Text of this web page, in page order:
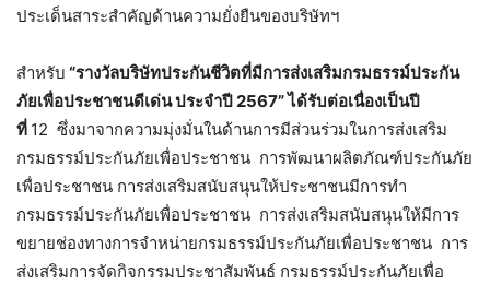
ประเด็นสาระสำคัญด้านความยั่งยืนของบริษัทฯ
สำหรับ “รางวัลบริษัทประกันชีวิตที่มีการส่งเสริมกรมธรรม์ประกัน
ภัยเพื่อประชาชนดีเด่น ประจำปี 2567” ได้รับต่อเนื่องเป็นปี
ที่ 12 ซึ่งมาจากความมุ่งมั่นในด้านการมีส่วนร่วมในการส่งเสริม
กรมธรรม์ประกันภัยเพื่อประชาชน การพัฒนาผลิตภัณฑ์ประกันภัย
เพื่อประชาชน การส่งเสริมสนับสนุนให้ประชาชนมีการทำ
กรมธรรม์ประกันภัยเพื่อประชาชน การส่งเสริมสนับสนุนให้มีการ
ขยายช่องทางการจำหน่ายกรมธรรม์ประกันภัยเพื่อประชาชน การ
ส่งเสริมการจัดกิจกรรมประชาสัมพันธ์ กรมธรรม์ประกันภัยเพื่อ